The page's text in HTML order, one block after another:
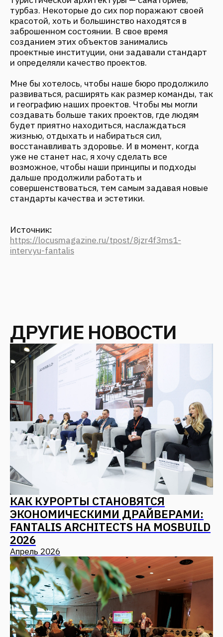
ИНВЕСТИЦИИ В ТУРИЗМ КАК
ИНСТРУМЕНТ РАЗВИТИЯ
ТЕРРИТОРИЙ: FANTALIS GROUP
НА ФОРУМЕ УСТОЙЧИВОГО
РАЗВИТИЯ
Февраль 2026
ВСЕ НОВОСТИ
СВЯЗАТЬСЯ С НАМИ
Оставьте заявку — мы с Вами свяжемся
Я даю согласие наобработку персональных
данных
Отправить
СВЯЗАТЬСЯ С НАМИ
Наверх
Мы в соцсетях
Адрес
г. Москва,
ул. 12 проезд Марьиной рощи, д.
8 стр. 1